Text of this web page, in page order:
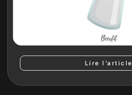
Lire l’article